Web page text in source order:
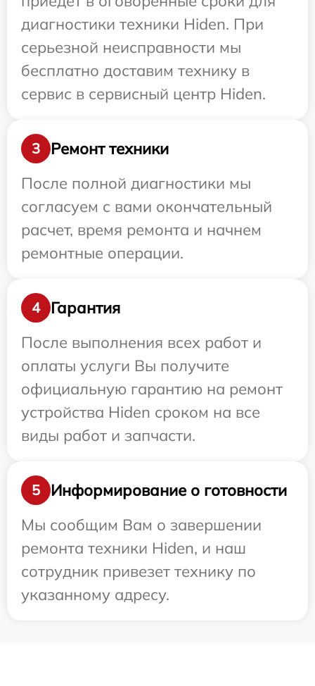
диагностики техники Hiden. При
серьезной неисправности мы
бесплатно доставим технику в
сервис в сервисный центр Hiden.
3
Ремонт техники
После полной диагностики мы
согласуем с вами окончательный
расчет, время ремонта и начнем
ремонтные операции.
4
Гарантия
После выполнения всех работ и
оплаты услуги Вы получите
официальную гарантию на ремонт
устройства Hiden сроком на все
виды работ и запчасти.
5
Информирование о готовности
Мы сообщим Вам о завершении
ремонта техники Hiden, и наш
сотрудник привезет технику по
указанному адресу.